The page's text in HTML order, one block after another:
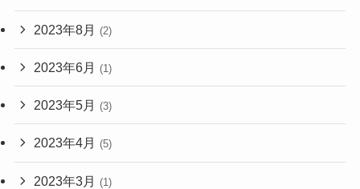
2023年8月 (2)
2023年6月 (1)
2023年5月 (3)
2023年4月 (5)
2023年3月 (1)